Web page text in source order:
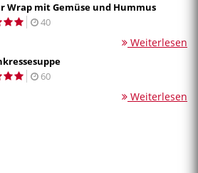
Wrap mit Gemüse und Hummus
40
Weiterlesen
60
Weiterlesen